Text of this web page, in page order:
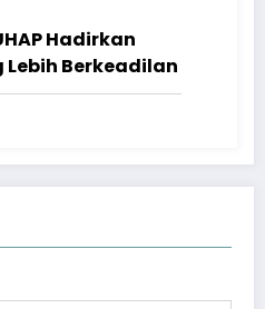
Hadirkan
Berkeadilan